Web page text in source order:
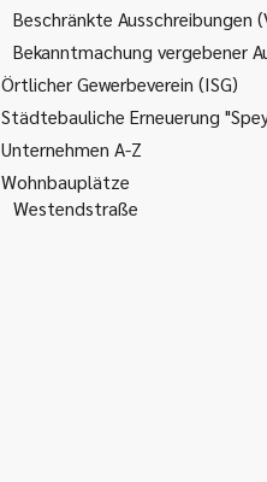
Beschränkte Ausschreibungen
Bekanntmachung vergebener
Örtlicher Gewerbeverein (ISG)
Städtebauliche Erneuerung
Unternehmen A-Z
Wohnbauplätze
Westendstraße